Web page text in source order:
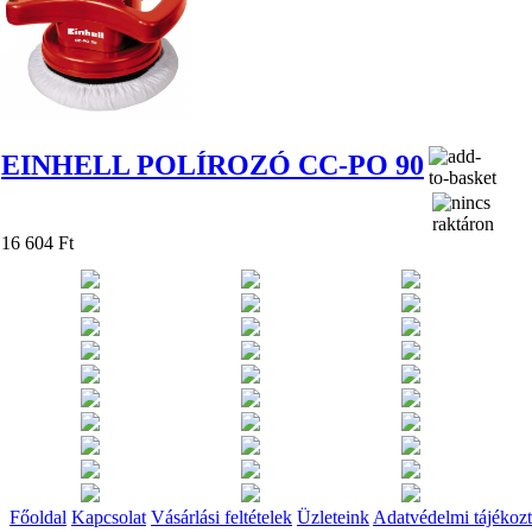
EINHELL POLÍROZÓ CC-PO 90
16 604 Ft
Főoldal Kapcsolat Vásárlási feltételek Üzleteink Adatvédelmi